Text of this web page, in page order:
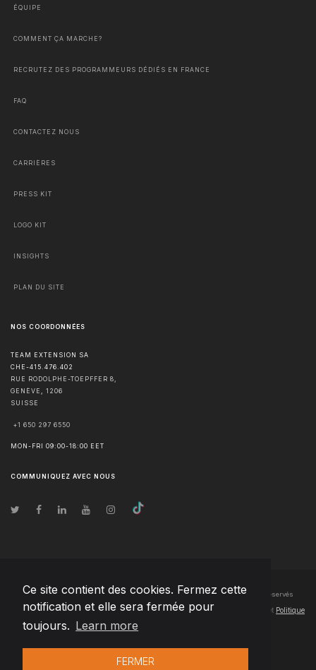
Ce site contient des cookies. Fermez cette
notification et elle sera fermée pour
toujours. Learn more
FERMER
ÉQUIPE
COMMENT ÇA MARCHE?
RECRUTEZ DES PROGRAMMEURS DÉDIÉS EN FRANCE
FAQ
CONTACTEZ NOUS
CARRIÈRES
PRESS KIT
LOGO KIT
INSIGHTS
PLAN DU SITE
NOS COORDONNÉES
TEAM EXTENSION SA
CHE-415.476.402
RUE RODOLPHE-TOEPFFER 8,
GENÈVE
1206
SUISSE
+1 650 297 6550
MON-FRI 09:00-18:00 EET
COMMUNIQUEZ AVEC NOUS
© Droits d'auteur2026 Team Extension SA France- Tous les droits sont réservés
Changelog● En utilisant ce site, vous acceptez nos Conditions d'utilisation et Politique
de confidentialité